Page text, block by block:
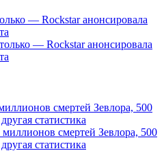
— Rockstar анонсировала
— Rockstar анонсировала
смертей Зевлора, 500
статистика
смертей Зевлора, 500
статистика